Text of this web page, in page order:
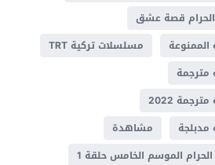
قصة عشق
مسلسلات تركية TRT
مترجمة
2022
مشاهدة
الموسم الخامس حلقة 1